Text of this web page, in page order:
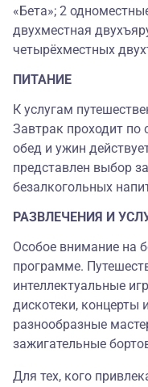
«Бета»; 2
двухместная
четырёхместных
ПИТАНИЕ
К услугам
Завтрак проходит по
обед и ужин
представлен выбор
безалкогольных
РАЗВЛЕЧЕНИЯ И
Особое внимание на
программе.
интеллектуальные
дискотеки, концерты
разнообразные
зажигательные
Для тех, кого